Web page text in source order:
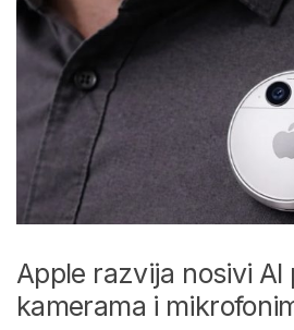
Apple razvija nosivi AI
kamerama i